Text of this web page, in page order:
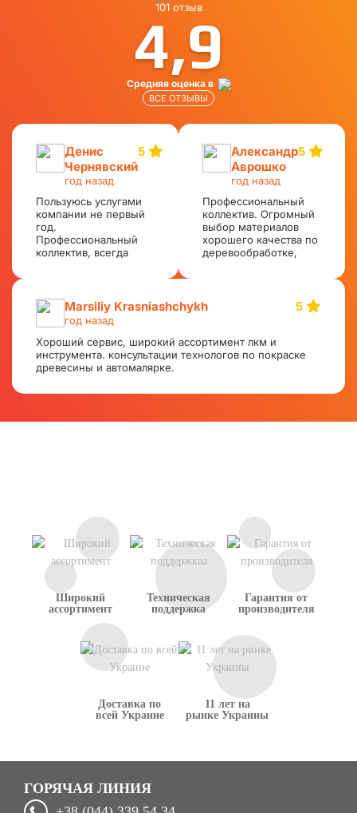
101 отзыв
4,9
Средняя оценка в
ВСЕ ОТЗЫВЫ
Денис
Чернявский
год назад
5
Пользуюсь услугами
компании не первый
год.
Профессиональный
коллектив, всегда
помогут
сформировать заказ.
Огромный выбор
материалов хорошего
качества по
адекватным ценам.
Доставка и
Александр
Аврошко
год назад
5
Профессиональный
коллектив. Огромный
выбор материалов
хорошего качества по
деревообработке,
Доставка и
формирование заказов
оперативная. Всем
рекомендую.
Marsiliy Krasniashchykh
год назад
5
Хороший сервис, широкий ассортимент лкм и
инструмента. консультации технологов по покраске
древесины и автомалярке.
Широкий
ассортимент
Техническая
поддержка
Гарантия от
производителя
Доставка по
всей Украине
11 лет на
рынке Украины
ГОРЯЧАЯ ЛИНИЯ